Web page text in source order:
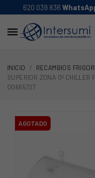
620 039 836

INICIO RECAMBIOS
SUPERIOR ZONA 0º CHILLER
00665727
AGOTADO